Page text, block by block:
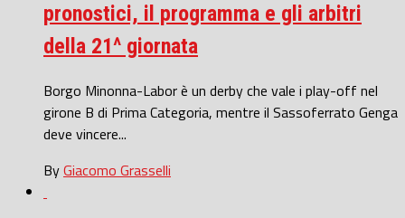
pronostici, il programma e gli arbitri
della 21^ giornata
Borgo Minonna-Labor è un derby che vale i play-off nel
girone B di Prima Categoria, mentre il Sassoferrato Genga
deve vincere...
ByGiacomo Grasselli